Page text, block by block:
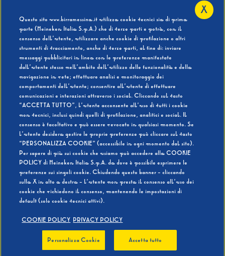
Hai compiuto 18 Anni?
SI NO
BEVI RESPONSABILMENTE
Questo sito www.birramessina.it utilizza cookie tecnici sia di prima
parte (Heineken Italia S.p.A.) che di terze parti e potrà, con il
consenso dell’utente, utilizzare anche cookie di profilazione o altri
strumenti di tracciamento, anche di terze parti, al fine di: inviare
messaggi pubblicitari in linea con le preferenze manifestate
dall’utente stesso nell’ambito dell’utilizzo delle funzionalità e della
navigazione in rete; effettuare analisi e monitoraggio dei
comportamenti dell’utente; consentire all’utente di effettuare
comunicazioni e interazioni attraverso i social. Cliccando sul tasto
“ACCETTA TUTTO”, l’utente acconsente all’uso di tutti i cookie
non tecnici, inclusi quindi quelli di profilazione, analitici e social. Il
consenso è facoltativo e può essere revocato in qualsiasi momento. Se
l’utente desidera gestire le proprie preferenze può cliccare sul tasto
“PERSONALIZZA COOKIE” (accessibile in ogni momento dal sito).
Per sapere di più sui cookie che usiamo può accedere alla COOKIE
POLICY di Heineken Italia S.p.A. da dove è possibile esprimere le
preferenze sui singoli cookie. Chiudendo questo banner - cliccando
sulla X in alto a destra - l’utente non presta il consenso all’uso dei
cookie che richiedono il consenso, mantenendo le impostazioni di
default (solo cookie tecnici attivi).
COOKIE POLICY PRIVACY POLICY
Personalizza Cookie Accetta tutto
X